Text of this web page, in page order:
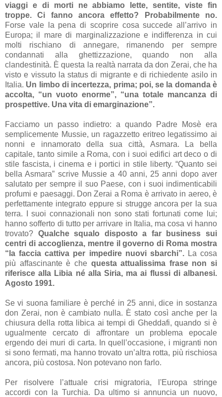
viaggi e di morti ne abbiamo lette, sentite, viste fin
troppe. Ci fanno ancora effetto? Probabilmente no.
Forse vale la pena di scoprire cosa succede all’arrivo in
Europa; il mare di marginalizzazione e indifferenza in cui
molti rischiano di annegare, rimanendo per sempre
condannati alla ghettizzazione, quando non alla
clandestinità. È questa la realtà narrata da don Zerai, che ha
visto e vissuto la status di migrante e di richiedente asilo in
Italia. Un limbo di incertezza, prima; poi, se la domanda è
accolta, “un vuoto enorme”, “una totale mancanza di
prospettive. Una vita di emarginazione”.
Facciamo un passo indietro: a quando Padre Mosè era
semplicemente Mussie, un ragazzetto eritreo legatissimo ai
nonni e innamorato della sua città, Asmara. La bella
capitale, tanto simile a Roma, con i suoi edifici art deco o di
stile fascista, i cinema e i portici in stile liberty. “Quanto sei
bella Asmara” scrive Mussie a 40 anni, 25 anni dopo aver
salutato per sempre il suo Paese, con i suoi indimenticabili
profumi e paesaggi. Don Zerai a Roma è arrivato in aereo, è
perfettamente integrato eppure si strugge ancora per la sua
terra. I suoi connazionali non sono stati fortunati come lui;
hanno sofferto di tutto per arrivare in Italia, ma cosa vi hanno
trovato? Qualche squalo disposto a far business sui
centri di accoglienza, mentre il governo di Roma mostra
“la faccia cattiva per impedire nuovi sbarchi”. La cosa
più affascinante è chequesta attualissima frase non si
riferisce alla Libia né alla Siria, ma ai flussi di albanesi.
Agosto 1991.
Se vi suona familiare è perché in 25 anni, dice in sostanza
don Zerai, non è cambiato nulla. È stato così anche per la
chiusura della rotta libica ai tempi di Gheddafi, quando si è
ugualmente cercato di affrontare un problema epocale
ergendo dei muri di carta. In quell’occasione, i migranti non
si sono fermati, ma hanno trovato un’altra rotta, più rischiosa
ancora, più costosa. Non potevano non farlo.
Per risolvere l’attuale crisi migratoria, l'Europa stringe
accordi con la Turchia. Da ultimo si annuncia un nuovo,